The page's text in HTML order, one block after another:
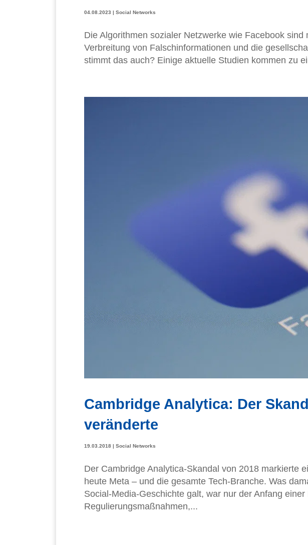
04.08.2023 | Social Networks
Die Algorithmen sozialer Netzwerke wie Facebook
Verbreitung von Falschinformationen und die
stimmt das auch? Einige aktuelle Studien kommen zu
Cambridge Analytica: Der
veränderte
19.03.2018 Social Networks
Der Cambridge Analytica-Skandal von 2018 markierte
heute Meta – und die gesamte Tech-Branche. Was
Social-Media-Geschichte galt, war nur der Anfang einer
Regulierungsmaßnahmen,...